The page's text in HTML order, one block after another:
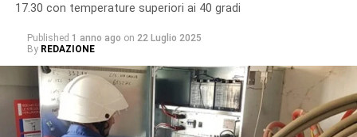
17.30 con temperature superiori ai 40 gradi
Published 1 anno ago on 22 Luglio 2025
By REDAZIONE